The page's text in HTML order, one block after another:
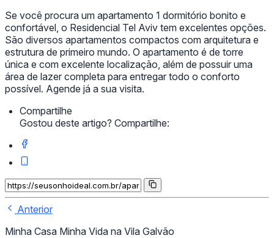
Se você procura um apartamento 1 dormitório bonito e
confortável, o Residencial Tel Aviv tem excelentes opções.
São diversos apartamentos compactos com arquitetura e
estrutura de primeiro mundo. O apartamento é de torre
única e com excelente localização, além de possuir uma
área de lazer completa para entregar todo o conforto
possível. Agende já a sua visita.
Compartilhe
Gostou deste artigo? Compartilhe:
Anterior
Minha Casa Minha Vida na Vila Galvão